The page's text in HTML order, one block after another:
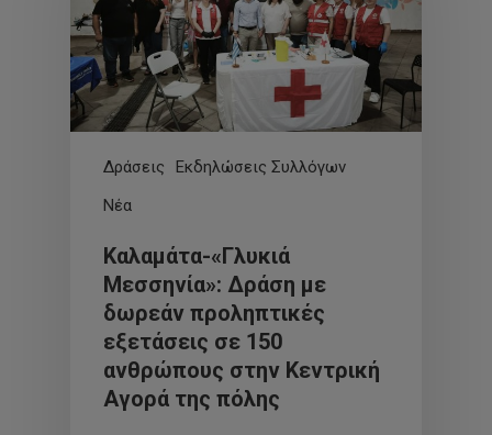
Δράσεις
Εκδηλώσεις Συλλόγων
Νέα
Καλαμάτα-«Γλυκιά
Μεσσηνία»: Δράση με
δωρεάν προληπτικές
εξετάσεις σε 150
ανθρώπους στην Κεντρική
Αγορά της πόλης